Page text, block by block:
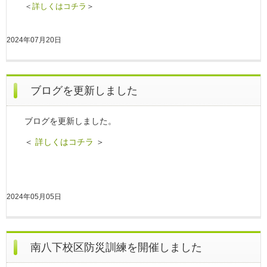
＜ 詳しくはコチラ ＞
2024年07月20日
ブログを更新しました
ブログを更新しました。
＜ 詳しくはコチラ ＞
2024年05月05日
南八下校区防災訓練を開催しました